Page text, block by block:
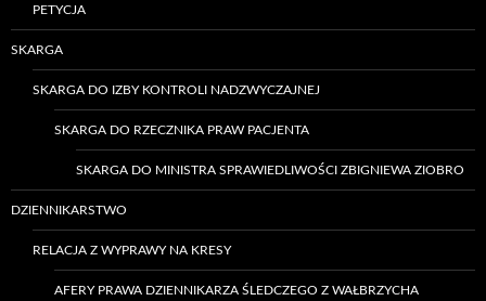
PETYCJA
SKARGA
SKARGA DO IZBY KONTROLI NADZWYCZAJNEJ
SKARGA DO RZECZNIKA PRAW PACJENTA
SKARGA DO MINISTRA SPRAWIEDLIWOŚCI ZBIGNIEWA ZIOBRO
DZIENNIKARSTWO
RELACJA Z WYPRAWY NA KRESY
AFERY PRAWA DZIENNIKARZA ŚLEDCZEGO Z WAŁBRZYCHA